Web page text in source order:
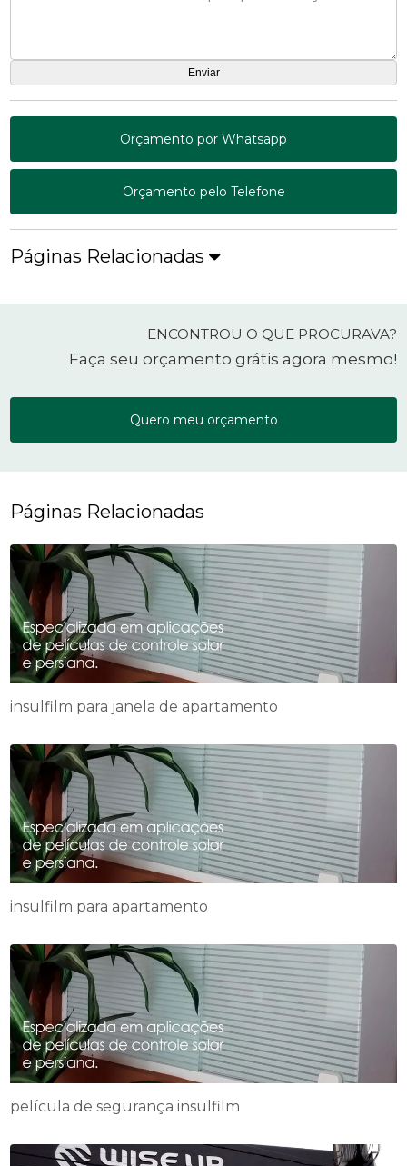
Orçamento por Whatsapp
Orçamento pelo Telefone
Páginas Relacionadas
ENCONTROU O QUE PROCURAVA?
Faça seu orçamento grátis agora mesmo!
Quero meu orçamento
Páginas Relacionadas
insulfilm para janela de apartamento
insulfilm para apartamento
película de segurança insulfilm